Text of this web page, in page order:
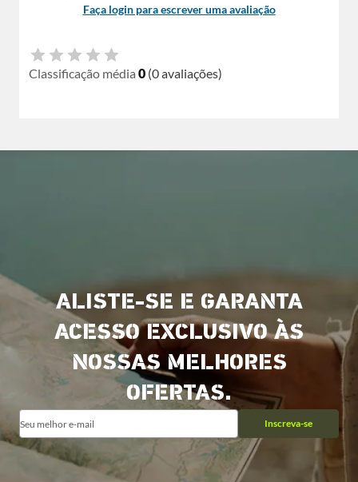
Faça login para escrever uma avaliação
Classificação média 0 (0 avaliações)
ALISTE-SE E GARANTA
ACESSO EXCLUSIVO ÀS
NOSSAS MELHORES
OFERTAS.
Inscreva-se